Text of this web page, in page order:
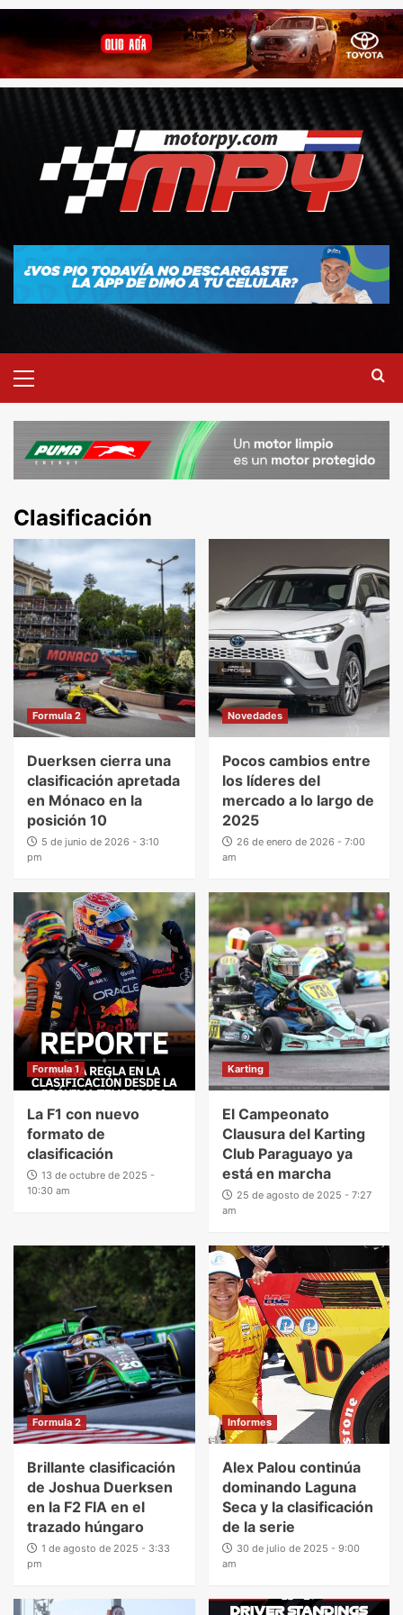
Clasificación
Formula 2
Duerksen cierra una
clasificación apretada
en Mónaco en la
posición 10
5 de junio de 2026 - 3:10
pm
Novedades
Pocos cambios entre
los líderes del
mercado a lo largo de
2025
26 de enero de 2026 - 7:00
am
Formula 1
La F1 con nuevo
formato de
clasificación
13 de octubre de 2025 -
10:30 am
Karting
El Campeonato
Clausura del Karting
Club Paraguayo ya
está en marcha
25 de agosto de 2025 - 7:27
am
Formula 2
Brillante clasificación
de Joshua Duerksen
en la F2 FIA en el
trazado húngaro
1 de agosto de 2025 - 3:33
pm
Informes
Alex Palou continúa
dominando Laguna
Seca y la clasificación
de la serie
30 de julio de 2025 - 9:00
am